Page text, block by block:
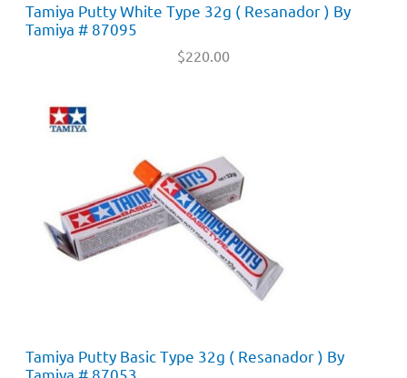
Tamiya Putty White Type 32g ( Resanador ) By
Tamiya # 87095
$220.00
Tamiya Putty Basic Type 32g ( Resanador ) By